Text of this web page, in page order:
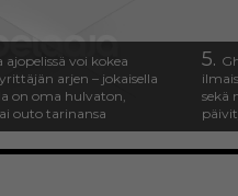
ajopelissä voi kokea
arjen – jokaisella
on oma hulvaton,
outo tarinansa
5.
sekä